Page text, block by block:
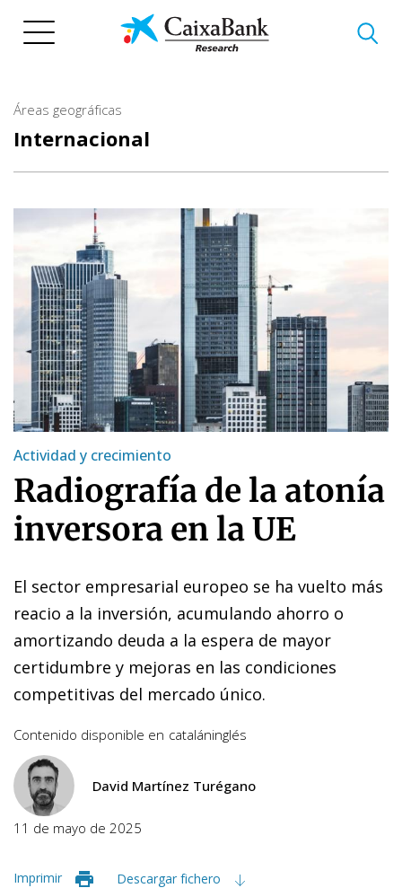
Áreas geográficas
Internacional
Actividad y crecimiento
Radiografía de la atonía
inversora en la UE
El sector empresarial europeo se ha vuelto más
reacio a la inversión, acumulando ahorro o
amortizando deuda a la espera de mayor
certidumbre y mejoras en las condiciones
competitivas del mercado único.
Contenido disponible en cataláninglés
David Martínez Turégano
11 de mayo de 2025
Imprimir Descargar fichero